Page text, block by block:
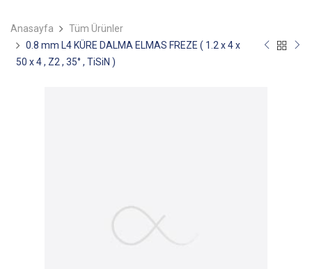
Anasayfa
Tüm Ürünler
0.8 mm L4 KÜRE DALMA ELMAS FREZE ( 1.2 x 4 x
50 x 4 , Z2 , 35° , TiSiN )